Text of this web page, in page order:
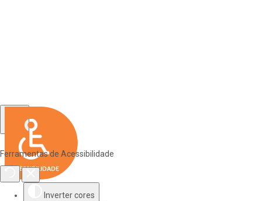
Ferramentas de Acessibilidade
Inverter cores